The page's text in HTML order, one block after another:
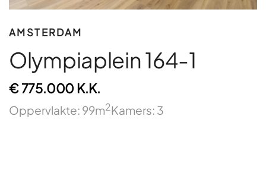
AMSTERDAM
Olympiaplein 164-1
€ 775.000 K.K.
Oppervlakte: 99m2Kamers: 3